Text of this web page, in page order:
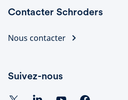
Contacter Schroders
Nous contacter
Suivez-nous